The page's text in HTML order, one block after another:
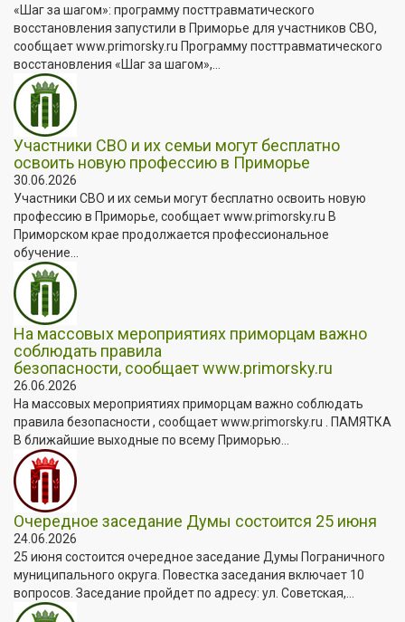
«Шаг за шагом»: программу посттравматического
восстановления запустили в Приморье для участников СВО,
сообщает www.primorsky.ru Программу посттравматического
восстановления «Шаг за шагом»,...
Участники СВО и их семьи могут бесплатно
освоить новую профессию в Приморье
30.06.2026
Участники СВО и их семьи могут бесплатно освоить новую
профессию в Приморье, сообщает www.primorsky.ru В
Приморском крае продолжается профессиональное
обучение...
На массовых мероприятиях приморцам важно
соблюдать правила
безопасности, сообщает www.primorsky.ru
26.06.2026
На массовых мероприятиях приморцам важно соблюдать
правила безопасности , сообщает www.primorsky.ru . ПАМЯТКА
В ближайшие выходные по всему Приморью...
Очередное заседание Думы состоится 25 июня
24.06.2026
25 июня состоится очередное заседание Думы Пограничного
муниципального округа. Повестка заседания включает 10
вопросов. Заседание пройдет по адресу: ул. Советская,...